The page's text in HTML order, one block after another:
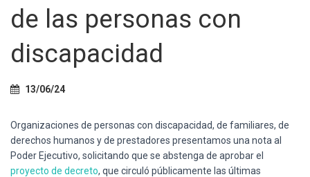
de las personas con
discapacidad
13/06/24
Organizaciones de personas con discapacidad, de familiares, de
derechos humanos y de prestadores presentamos una nota al
Poder Ejecutivo, solicitando que se abstenga de aprobar el
proyecto de decreto, que circuló públicamente las últimas